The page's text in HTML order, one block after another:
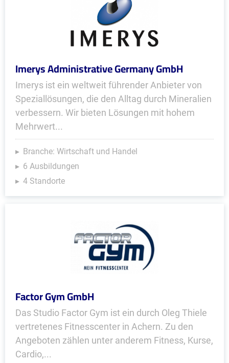
Imerys Administrative Germany GmbH
Imerys ist ein weltweit führender Anbieter von
Speziallösungen, die den Alltag durch Mineralien
verbessern. Wir bieten Lösungen mit hohem
Mehrwert...
Branche: Wirtschaft und Handel
6 Ausbildungen
4 Standorte
Factor Gym GmbH
Das Studio Factor Gym ist ein durch Oleg Thiele
vertretenes Fitnesscenter in Achern. Zu den
Angeboten zählen unter anderem Fitness, Kurse,
Cardio,...